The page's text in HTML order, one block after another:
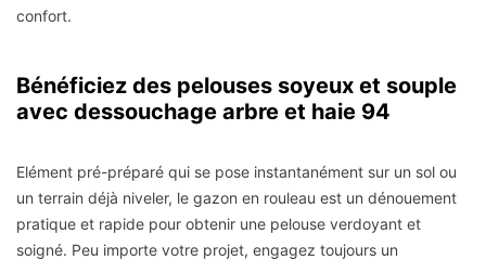
confort.
Bénéficiez des pelouses soyeux et souple
avec dessouchage arbre et haie 94
Elément pré-préparé qui se pose instantanément sur un sol ou
un terrain déjà niveler, le gazon en rouleau est un dénouement
pratique et rapide pour obtenir une pelouse verdoyant et
soigné. Peu importe votre projet, engagez toujours un